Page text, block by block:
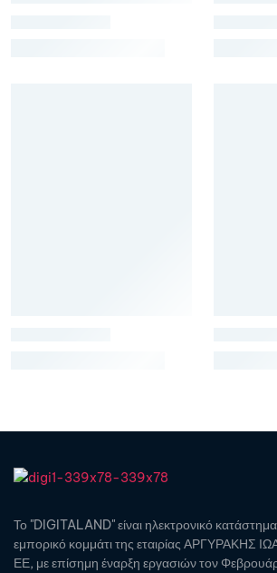
Το "DIGITALAND" είναι ηλεκτρονικό κατάστημα
εμπορικό κομμάτι της εταιρίας ΑΡΓΥΡΑΚΗΣ
ΕΕ, με επίσημη έναρξη εργασιών τον